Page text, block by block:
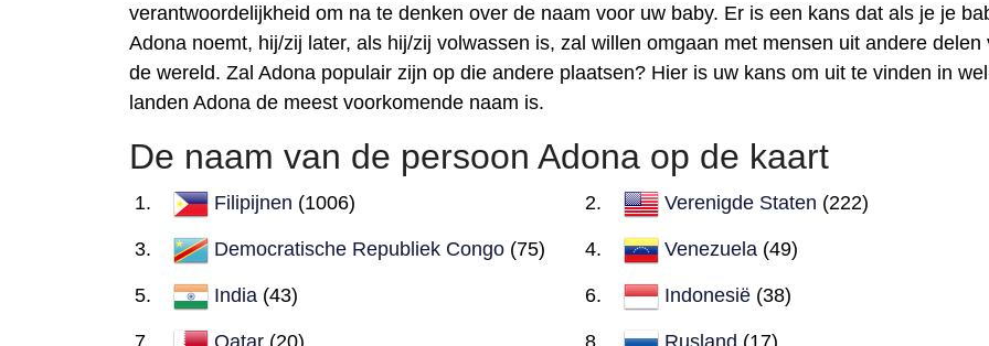
verantwoordelijkheid om na te denken over de naam voor uw baby. Er is een kans dat als je je
Adona noemt, hij/zij later, als hij/zij volwassen is, zal willen omgaan met mensen uit andere delen
de wereld. Zal Adona populair zijn op die andere plaatsen? Hier is uw kans om uit te vinden in
landen Adona de meest voorkomende naam is.
De naam van de persoon Adona op de kaart
Filipijnen (1006) Verenigde Staten (222)
Democratische Republiek Congo (75) Venezuela(49)
India (43) Indonesië(38)
Qatar (20) Rusland (17)